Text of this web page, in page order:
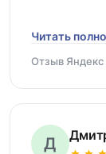
Читать
Отзыв Яндекс
Д